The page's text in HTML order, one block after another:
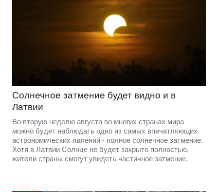
Солнечное затмение будет видно и в
Латвии
Во вторую неделю августа во многих странах мира
можно будет наблюдать одно из самых впечатляющих
астрономических явлений - полное солнечное затмение.
Хотя в Латвии Солнце не будет закрыто полностью,
жители страны смогут увидеть частичное затмение.